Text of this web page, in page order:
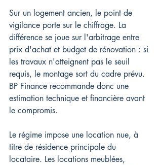
Sur un logement ancien, le point de
vigilance porte sur le chiffrage. La
différence se joue sur l'arbitrage entre
prix d'achat et budget de rénovation : si
les travaux n'atteignent pas le seuil
requis, le montage sort du cadre prévu.
BP Finance recommande donc une
estimation technique et financière avant
le compromis.
Le régime impose une location nue, à
titre de résidence principale du
locataire. Les locations meublées,